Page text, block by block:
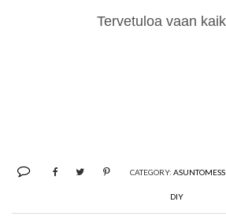
Tervetuloa vaan
CATEGORY:
DIY